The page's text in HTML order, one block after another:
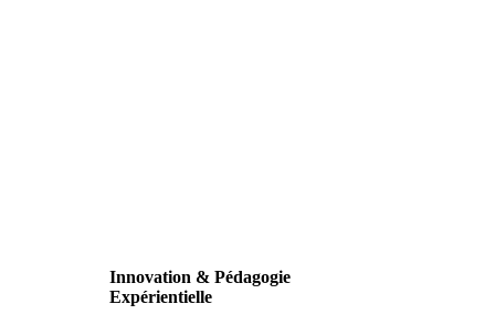
Innovation & Pédagogie
Expérientielle